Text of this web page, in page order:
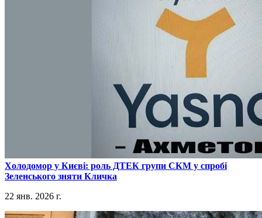
​Холодомор у Києві: роль ДТЕК групи СКМ у спробі
Зеленського зняти Кличка
22 янв. 2026 г.